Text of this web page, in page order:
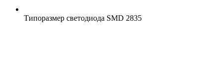
Типоразмер светодиода SMD 2835